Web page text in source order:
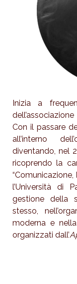
Inizia a
Con il passare
all’interno
diventando, nel
ricoprendo la
l’Università di
gestione della
stesso,
moderna e
organizzati dall’